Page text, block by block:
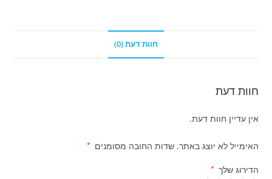
חוות דעת (0)
חוות דעת
אין עדיין חוות דעת.
האימייל לא יוצג באתר. שדות החובה מסומנים *
הדירוג שלך *